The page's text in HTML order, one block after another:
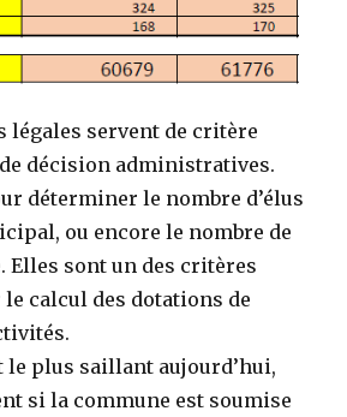
légales servent de critère
décision administratives.
déterminer le nombre d’élus
ou encore le nombre de
Elles sont un des critères
calcul des dotations de
le plus saillant aujourd’hui,
si la commune est soumise